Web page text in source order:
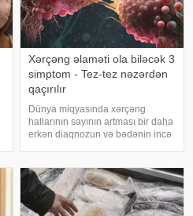
Xərçəng əlaməti ola biləcək 3
simptom - Tez-tez nəzərdən
qaçırılır
Dünya miqyasında xərçəng
hallarının sayının artması bir daha
erkən diaqnozun və bədənin incə
vurğulayır. Məşhur inancın əksinə
olaraq, xərçəng növləri həmişə